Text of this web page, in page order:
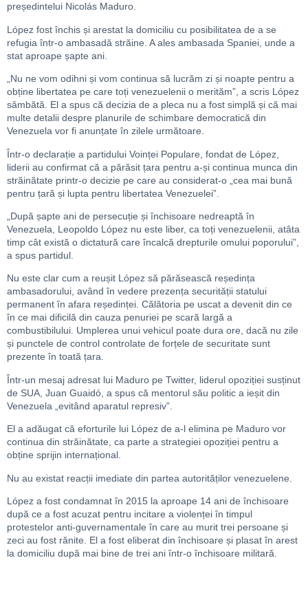
președintelui Nicolás Maduro.
López fost închis și arestat la domiciliu cu posibilitatea de a se
refugia într-o ambasadă străine. A ales ambasada Spaniei, unde a
stat aproape șapte ani.
„Nu ne vom odihni și vom continua să lucrăm zi și noapte pentru a
obține libertatea pe care toți venezuelenii o merităm”, a scris López
sâmbătă. El a spus că decizia de a pleca nu a fost simplă și că mai
multe detalii despre planurile de schimbare democratică din
Venezuela vor fi anunțate în zilele următoare.
Într-o declarație a partidului Voinței Populare, fondat de López,
liderii au confirmat că a părăsit țara pentru a-și continua munca din
străinătate printr-o decizie pe care au considerat-o „cea mai bună
pentru țară și lupta pentru libertatea Venezuelei”.
„După șapte ani de persecuție și închisoare nedreaptă în
Venezuela, Leopoldo López nu este liber, ca toți venezuelenii, atâta
timp cât există o dictatură care încalcă drepturile omului poporului”,
a spus partidul.
Nu este clar cum a reușit López să părăsească reședința
ambasadorului, având în vedere prezența securității statului
permanent în afara reședinței. Călătoria pe uscat a devenit din ce
în ce mai dificilă din cauza penuriei pe scară largă a
combustibilului. Umplerea unui vehicul poate dura ore, dacă nu zile
și punctele de control controlate de forțele de securitate sunt
prezente în toată țara.
Într-un mesaj adresat lui Maduro pe Twitter, liderul opoziției susținut
de SUA, Juan Guaidó, a spus că mentorul său politic a ieșit din
Venezuela „evitând aparatul represiv”.
El a adăugat că eforturile lui López de a-l elimina pe Maduro vor
continua din străinătate, ca parte a strategiei opoziției pentru a
obține sprijin internațional.
Nu au existat reacții imediate din partea autorităților venezuelene.
López a fost condamnat în 2015 la aproape 14 ani de închisoare
după ce a fost acuzat pentru incitare a violenței în timpul
protestelor anti-guvernamentale în care au murit trei persoane și
zeci au fost rănite. El a fost eliberat din închisoare și plasat în arest
la domiciliu după mai bine de trei ani într-o închisoare militară.